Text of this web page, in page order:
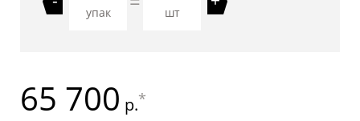
упак шт
65 700 р.*